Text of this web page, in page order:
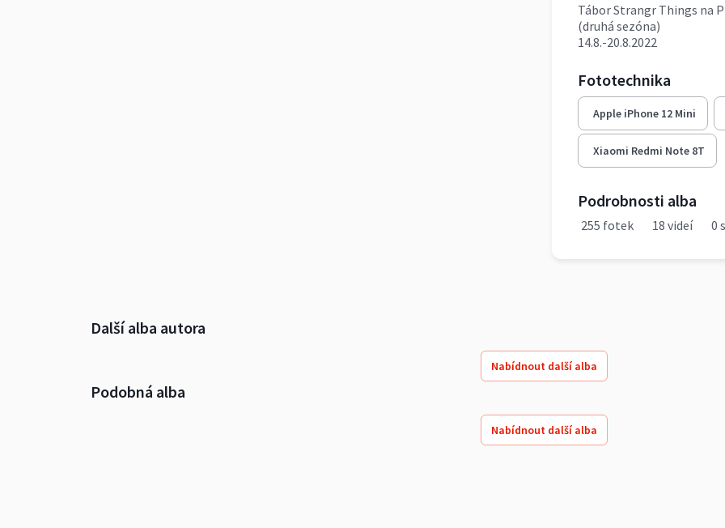
Tábor Strangr Things na
(druhá sezóna)
14.8.-20.8.2022
Fototechnika
Apple iPhone 12 Mini
Xiaomi Redmi Note 8T
Podrobnosti alba
255 fotek 18 videí 0
Další alba autora
Nabídnout další alba
Podobná alba
Nabídnout další alba